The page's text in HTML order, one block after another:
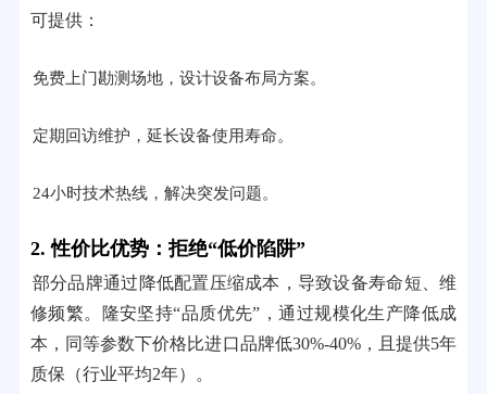
可提供：
免费上门勘测场地，设计设备布局方案。
定期回访维护，延长设备使用寿命。
24小时技术热线，解决突发问题。
2. 性价比优势：拒绝“低价陷阱”
部分品牌通过降低配置压缩成本，导致设备寿命短、维
修频繁。隆安坚持“品质优先”，通过规模化生产降低成
本，同等参数下价格比进口品牌低30%-40%，且提供5年
质保（行业平均2年）。